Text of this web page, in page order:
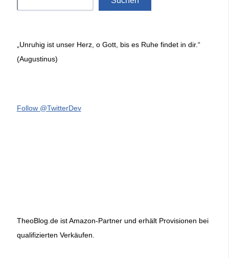
„Unruhig ist unser Herz, o Gott, bis es Ruhe findet in dir.“
(Augustinus)
Follow @TwitterDev
TheoBlog.de ist Amazon-Partner und erhält Provisionen bei
qualifizierten Verkäufen.